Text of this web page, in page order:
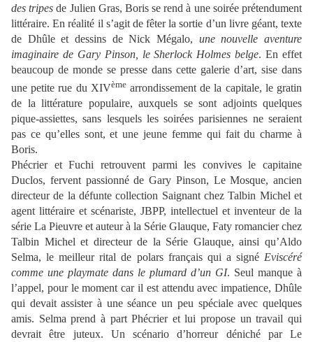
des tripes de Julien Gras, Boris se rend à une soirée prétendument
littéraire. En réalité il s’agit de fêter la sortie d’un livre géant, texte
de Dhûle et dessins de Nick Mégalo, une nouvelle aventure
imaginaire de Gary Pinson, le Sherlock Holmes belge. En effet
beaucoup de monde se presse dans cette galerie d’art, sise dans
une petite rue du XIVèmearrondissement de la capitale, le gratin
de la littérature populaire, auxquels se sont adjoints quelques
pique-assiettes, sans lesquels les soirées parisiennes ne seraient
pas ce qu’elles sont, et une jeune femme qui fait du charme à
Boris.
Phécrier et Fuchi retrouvent parmi les convives le capitaine
Duclos, fervent passionné de Gary Pinson, Le Mosque, ancien
directeur de la défunte collection Saignant chez Talbin Michel et
agent littéraire et scénariste, JBPP, intellectuel et inventeur de la
série La Pieuvre et auteur à la Série Glauque, Faty romancier chez
Talbin Michel et directeur de la Série Glauque, ainsi qu’Aldo
Selma, le meilleur rital de polars français qui a signé Eviscéré
comme une playmate dans le plumard d’un GI. Seul manque à
l’appel, pour le moment car il est attendu avec impatience, Dhûle
qui devait assister à une séance un peu spéciale avec quelques
amis. Selma prend à part Phécrier et lui propose un travail qui
devrait être juteux. Un scénario d’horreur déniché par Le